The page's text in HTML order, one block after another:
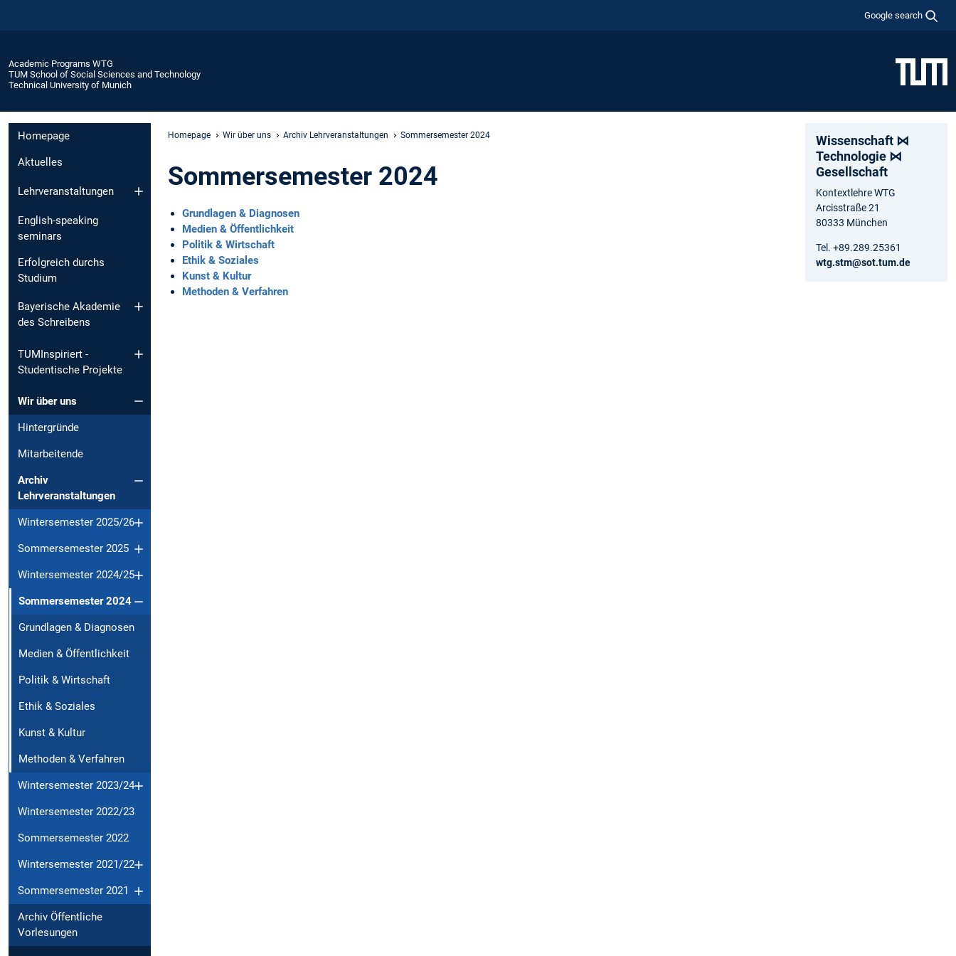
Google search
Academic Programs WTG
TUM School of Social Sciences and Technology
Technical University of Munich
Homepage
Aktuelles
Lehrveranstaltungen
English-speaking
seminars
Erfolgreich durchs
Studium
Bayerische Akademie
des Schreibens
TUMInspiriert -
Studentische Projekte
Wir über uns
Hintergründe
Mitarbeitende
Archiv
Lehrveranstaltungen
Wintersemester 2025/26
Sommersemester 2025
Wintersemester 2024/25
Sommersemester 2024
Grundlagen & Diagnosen
Medien & Öffentlichkeit
Politik & Wirtschaft
Ethik & Soziales
Kunst & Kultur
Methoden & Verfahren
Wintersemester 2023/24
Wintersemester 2022/23
Sommersemester 2022
Wintersemester 2021/22
Sommersemester 2021
Archiv Öffentliche
Vorlesungen
Homepage Wir über uns Archiv Lehrveranstaltungen Sommersemester 2024
Sommersemester 2024
Grundlagen & Diagnosen
Medien & Öffentlichkeit
Politik & Wirtschaft
Ethik & Soziales
Kunst & Kultur
Methoden & Verfahren
Wissenschaft ⋈
Technologie ⋈
Gesellschaft
Kontextlehre WTG
Arcisstraße 21
80333 München
Tel. +89.289.25361
wtg.stm@sot.tum.de